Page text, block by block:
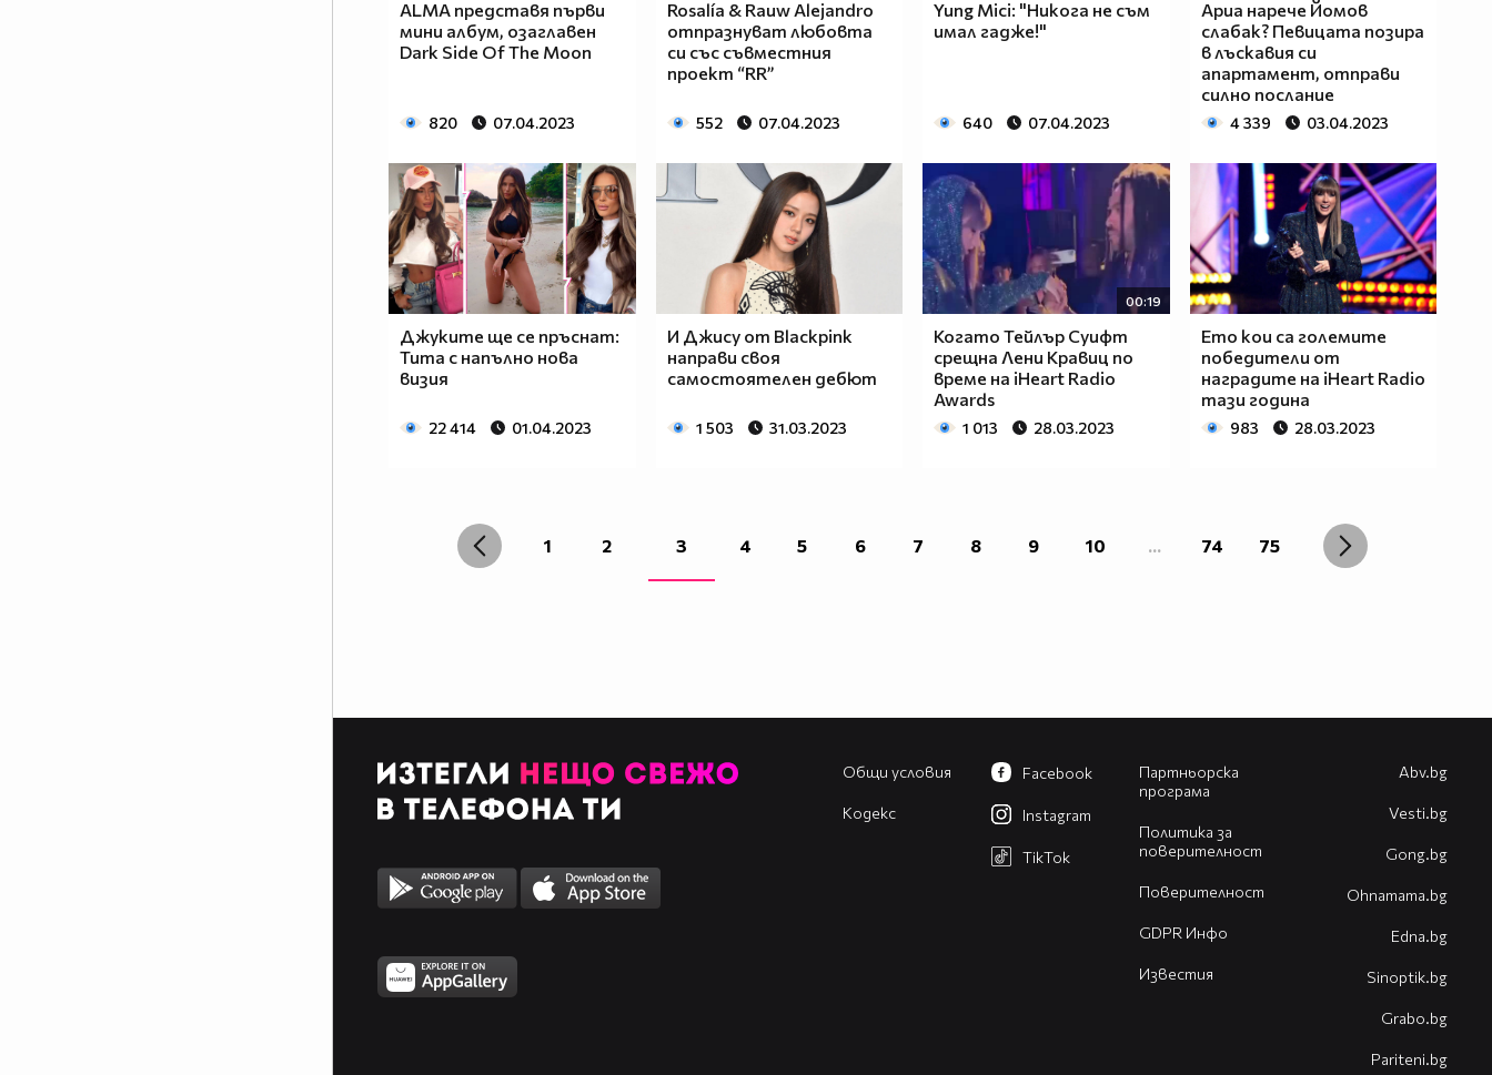
ALMA представя първи
мини албум, озаглавен
Dark Side Of The Moon
820 07.04.2023
Rosalía & Rauw Alejandro
отпразнуват любовта
си със съвместния
проект “RR”
552 07.04.2023
Yung Mici: "Никога не съм
имал гадже!"
640 07.04.2023
Ариа нарече Йомов
слабак? Певицата позира
в лъскавия си
апартамент, отправи
силно послание
4 339 03.04.2023
Джуките ще се пръснат:
Тита с напълно нова
визия
22 414 01.04.2023
И Джису от Blackpink
направи своя
самостоятелен дебют
1 503 31.03.2023
00:19
Когато Тейлър Суифт
срещна Лени Кравиц по
време на iHeart Radio
Awards
1 013 28.03.2023
Ето кои са големите
победители от
наградите на iHeart Radio
тази година
983 28.03.2023
1 2 3 4 5 6 7 8 9 10 ... 74 75
Общи условия
Кодекс
Партньорска
програма
Политика за
поверителност
Поверителност
GDPR Инфо
Известия
Facebook
Instagram
TikTok
Abv.bg
Vesti.bg
Gong.bg
Оhnamama.bg
Edna.bg
Sinoptik.bg
Grabo.bg
Pariteni.bg